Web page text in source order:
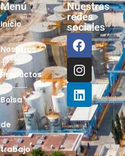
Menú
Inicio
Nosotros
Productos
Bolsa
de
trabajo
Nuestras
redes
sociales